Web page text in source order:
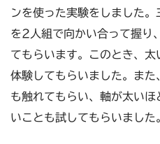
ンを使った実験をしました
を2人組で向かい合って握り
てもらいます。このとき、
体験してもらいました。ま
も触れてもらい、軸が太い
いことも試してもらいました